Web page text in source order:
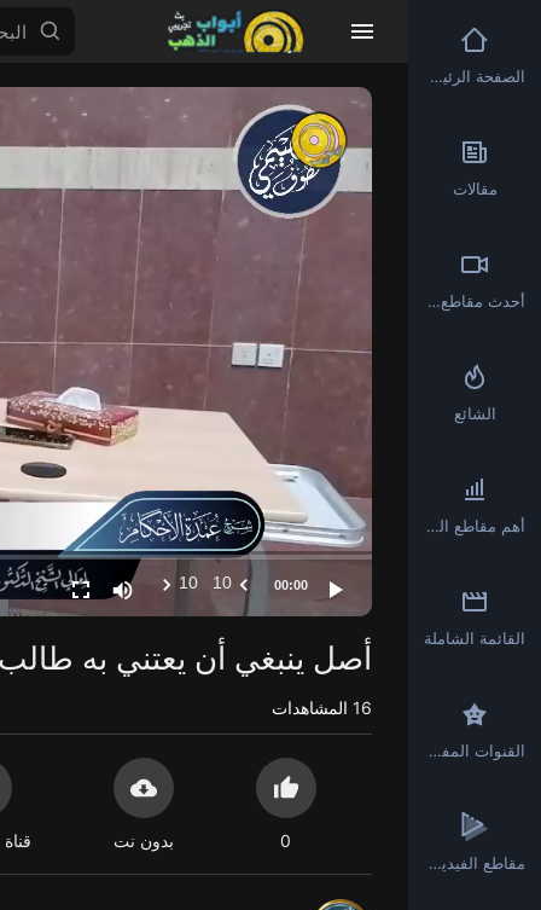
Video
Player
00:00
10
10
أصل ينبغي أن يعتني به
16 المشاهدات
0 بدون نت قناة
الصفحة الرئيسية
مقالات
أحدث مقاطع الفيديو
الشائع
أهم مقاطع الفيديو
القائمة الشاملة
القنوات المفضلة
مقاطع الفيديو القصيرة